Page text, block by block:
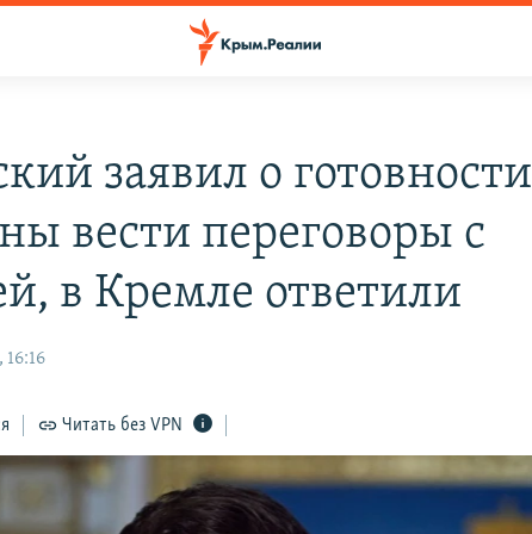
заявил о готовности
вести переговоры с
в Кремле ответили
16:16
Читать без VPN